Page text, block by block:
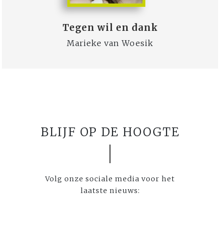
Tegen wil en dank
Marieke van Woesik
BLIJF OP DE HOOGTE
Volg onze sociale media voor het
laatste nieuws: